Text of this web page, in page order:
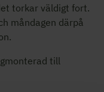
torkar väldigt fort.
måndagen därpå
till